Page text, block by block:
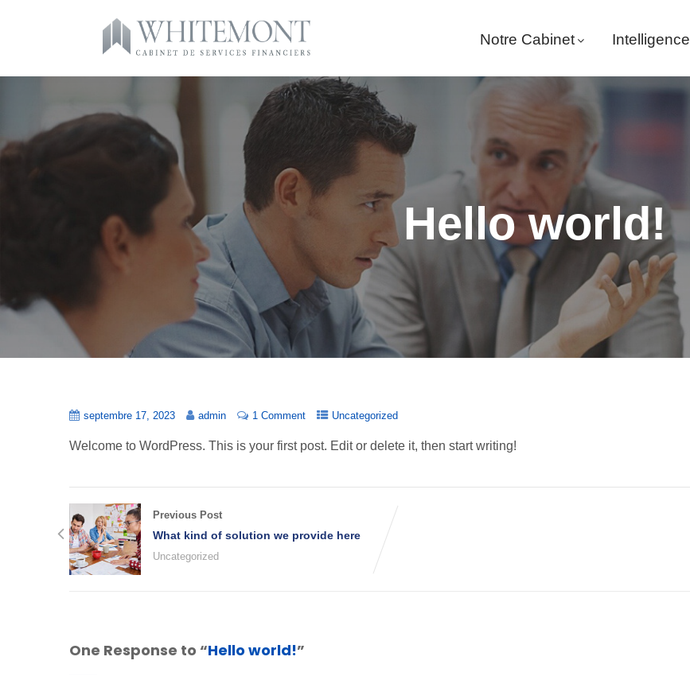
Notre Cabinet Intelligence
Hello world!
septembre 17, 2023 admin 1 Comment Uncategorized
Welcome to WordPress. This is your first post. Edit or delete it, then start writing!
Previous Post
What kind of solution we provide here
Uncategorized
One Response to “Hello world!”